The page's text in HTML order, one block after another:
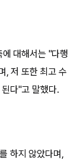
대해서는 "다행
, 저 또한 최고 수
다"고 말했다.
하지 않았다며,